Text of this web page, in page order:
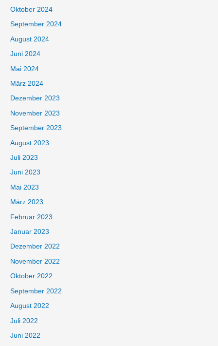
Oktober 2024
September 2024
August 2024
Juni 2024
Mai 2024
März 2024
Dezember 2023
November 2023
September 2023
August 2023
Juli 2023
Juni 2023
Mai 2023
März 2023
Februar 2023
Januar 2023
Dezember 2022
November 2022
Oktober 2022
September 2022
August 2022
Juli 2022
Juni 2022